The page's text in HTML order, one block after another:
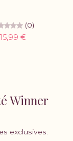
(0)
15,99 €
Winner
exclusives.